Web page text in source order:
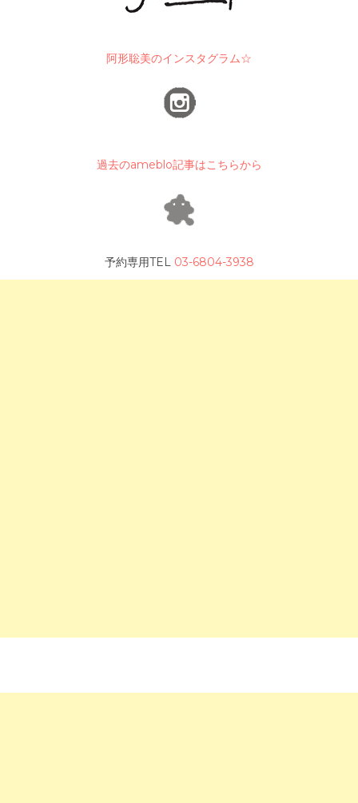
阿形聡美のインスタグラム☆
過去のameblo記事はこちらから
予約専用TEL 03-6804-3938